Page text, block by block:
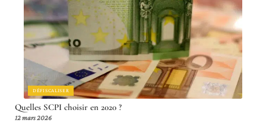
DÉFISCALISER
Quelles SCPI choisir en 2020 ?
12 mars 2026